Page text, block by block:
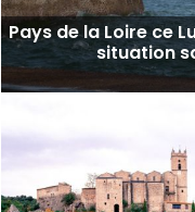
Pays de la Loire ce
situation